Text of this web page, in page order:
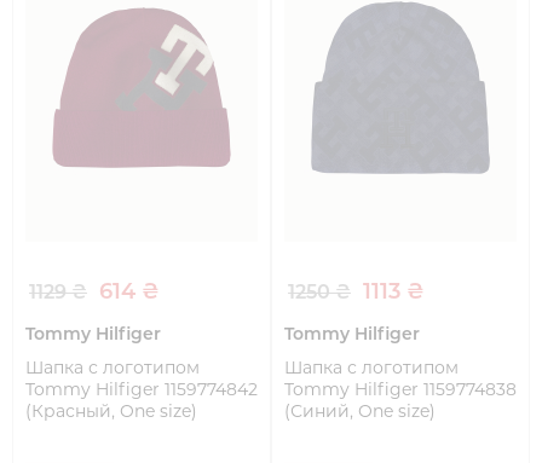
1129 ₴ 614 ₴
Tommy Hilfiger
Шапка с логотипом
Tommy Hilfiger 1159774842
(Красный, One size)
1250 ₴ 1113 ₴
Tommy Hilfiger
Шапка с логотипом
Tommy Hilfiger 1159774838
(Синий, One size)